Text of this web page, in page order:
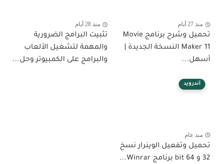
منذ 27 أيام
تحميل وشرح برنامج Movie
Maker 11 النسخة الجديدة |
أسهل...
منذ 28 أيام
تثبيت البرامج الضرورية
والمهمة لتشغيل الألعاب
والبرامج على الكمبيوتر وحل...
أندرويد
منذ عام
تحميل وتفعيل الوينرار نسخ
32 و 64 bit برنامج Winrar...